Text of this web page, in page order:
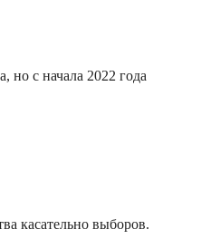
но с начала 2022 года
касательно выборов.